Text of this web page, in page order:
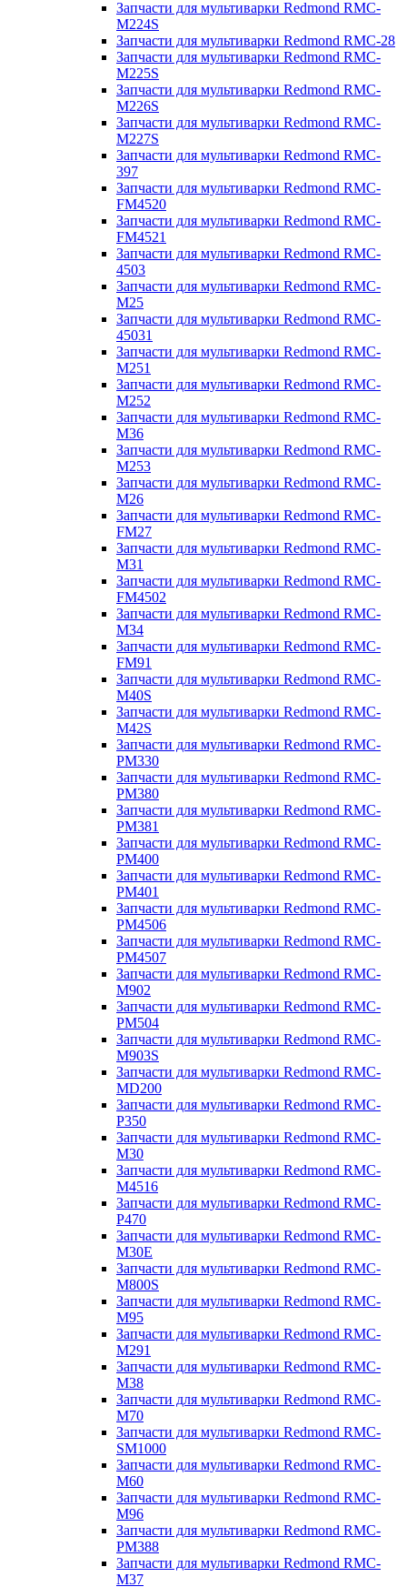
Запчасти для мультиварки Redmond RMC-
M224S
Запчасти для мультиварки Redmond RMC-28
Запчасти для мультиварки Redmond RMC-
M225S
Запчасти для мультиварки Redmond RMC-
M226S
Запчасти для мультиварки Redmond RMC-
M227S
Запчасти для мультиварки Redmond RMC-
397
Запчасти для мультиварки Redmond RMC-
FM4520
Запчасти для мультиварки Redmond RMC-
FM4521
Запчасти для мультиварки Redmond RMC-
4503
Запчасти для мультиварки Redmond RMC-
M25
Запчасти для мультиварки Redmond RMC-
45031
Запчасти для мультиварки Redmond RMC-
M251
Запчасти для мультиварки Redmond RMC-
M252
Запчасти для мультиварки Redmond RMC-
M36
Запчасти для мультиварки Redmond RMC-
M253
Запчасти для мультиварки Redmond RMC-
M26
Запчасти для мультиварки Redmond RMC-
FM27
Запчасти для мультиварки Redmond RMC-
M31
Запчасти для мультиварки Redmond RMC-
FM4502
Запчасти для мультиварки Redmond RMC-
M34
Запчасти для мультиварки Redmond RMC-
FM91
Запчасти для мультиварки Redmond RMC-
M40S
Запчасти для мультиварки Redmond RMC-
M42S
Запчасти для мультиварки Redmond RMC-
PM330
Запчасти для мультиварки Redmond RMC-
PM380
Запчасти для мультиварки Redmond RMC-
PM381
Запчасти для мультиварки Redmond RMC-
PM400
Запчасти для мультиварки Redmond RMC-
PM401
Запчасти для мультиварки Redmond RMC-
PM4506
Запчасти для мультиварки Redmond RMC-
PM4507
Запчасти для мультиварки Redmond RMC-
M902
Запчасти для мультиварки Redmond RMC-
PM504
Запчасти для мультиварки Redmond RMC-
M903S
Запчасти для мультиварки Redmond RMC-
MD200
Запчасти для мультиварки Redmond RMC-
P350
Запчасти для мультиварки Redmond RMC-
M30
Запчасти для мультиварки Redmond RMC-
M4516
Запчасти для мультиварки Redmond RMC-
P470
Запчасти для мультиварки Redmond RMC-
M30E
Запчасти для мультиварки Redmond RMC-
M800S
Запчасти для мультиварки Redmond RMC-
M95
Запчасти для мультиварки Redmond RMC-
M291
Запчасти для мультиварки Redmond RMC-
M38
Запчасти для мультиварки Redmond RMC-
M70
Запчасти для мультиварки Redmond RMC-
SM1000
Запчасти для мультиварки Redmond RMC-
M60
Запчасти для мультиварки Redmond RMC-
M96
Запчасти для мультиварки Redmond RMC-
PM388
Запчасти для мультиварки Redmond RMC-
M37